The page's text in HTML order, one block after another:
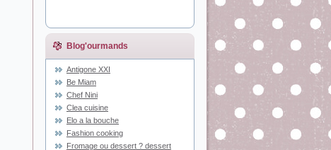
Blog'ourmands
Antigone XXI
Be Miam
Chef Nini
Clea cuisine
Elo a la bouche
Fashion cooking
Fromage ou dessert ? dessert